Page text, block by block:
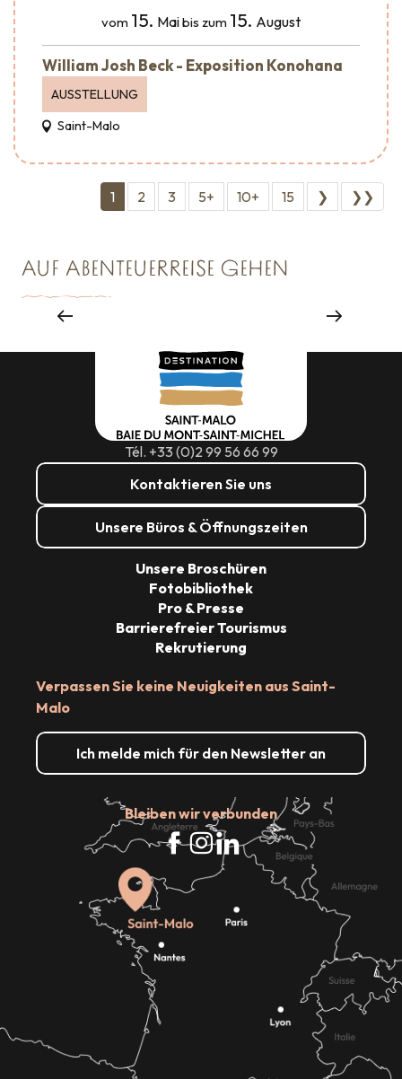
vom 15. Maibis zum 15. August
William Josh Beck - Exposition Konohana
AUSSTELLUNG
Saint-Malo
1 2 3 5+ 10+ 15 ❯ ❯❯
AUF ABENTEUERREISE GEHEN
Tél. +33 (0)2 99 56 66 99
Kontaktieren Sie uns
Unsere Büros & Öffnungszeiten
Verpassen Sie keine Neuigkeiten aus Saint-
Malo
Ich melde mich für den Newsletter an
Bleiben wir verbunden
Unsere Broschüren
Fotobibliothek
Pro & Presse
Barrierefreier Tourismus
Rekrutierung